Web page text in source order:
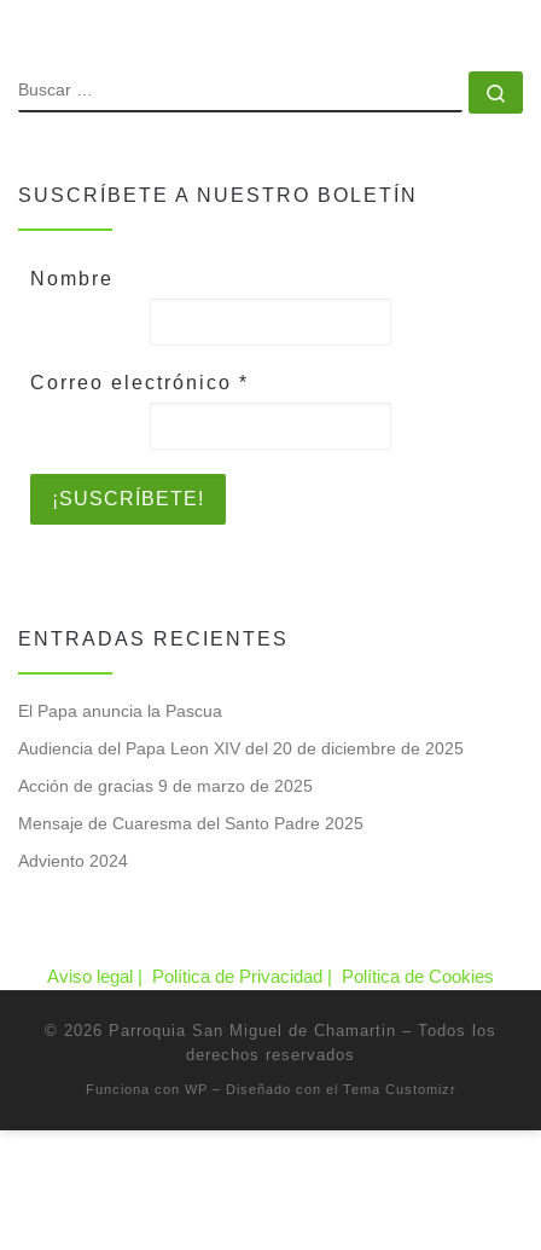
SUSCRÍBETE A NUESTRO BOLETÍN
Nombre
Correo electrónico *
ENTRADAS RECIENTES
El Papa anuncia la Pascua
Audiencia del Papa Leon XIV del 20 de diciembre de 2025
Acción de gracias 9 de marzo de 2025
Mensaje de Cuaresma del Santo Padre 2025
Adviento 2024
Aviso legal | Política de Privacidad | Política de Cookies
© 2026 Parroquia San Miguel de Chamartin – Todos los
derechos reservados
Funciona con WP – Diseñado con el Tema Customizr